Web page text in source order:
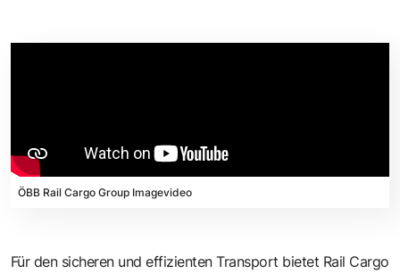
ÖBB Rail Cargo Group Imagevideo
Für den sicheren und effizienten Transport bietet Rail Cargo